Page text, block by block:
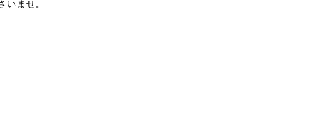
ませ。